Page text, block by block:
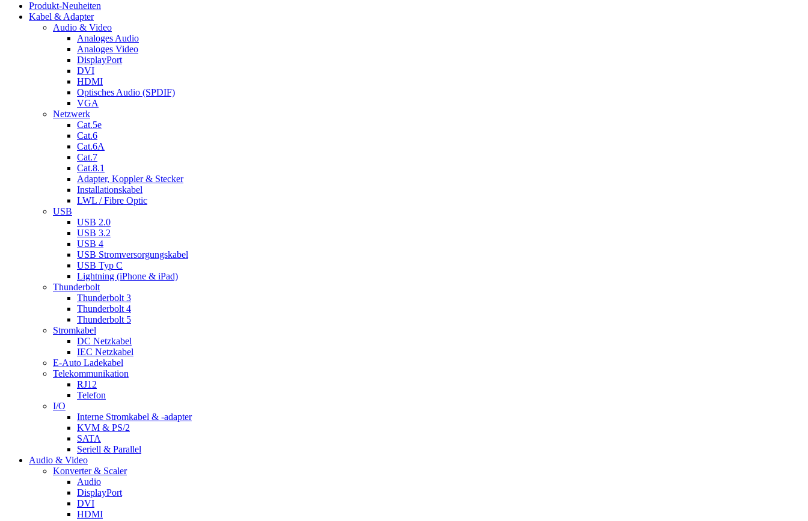
Produkt-Neuheiten
Kabel & Adapter
Audio & Video
Analoges Audio
Analoges Video
DisplayPort
DVI
HDMI
Optisches Audio (SPDIF)
VGA
Netzwerk
Cat.5e
Cat.6
Cat.6A
Cat.7
Cat.8.1
Adapter, Koppler & Stecker
Installationskabel
LWL / Fibre Optic
USB
USB 2.0
USB 3.2
USB 4
USB Stromversorgungskabel
USB Typ C
Lightning (iPhone & iPad)
Thunderbolt
Thunderbolt 3
Thunderbolt 4
Thunderbolt 5
Stromkabel
DC Netzkabel
IEC Netzkabel
E-Auto Ladekabel
Telekommunikation
RJ12
Telefon
I/O
Interne Stromkabel & -adapter
KVM & PS/2
SATA
Seriell & Parallel
Audio & Video
Konverter & Scaler
Audio
DisplayPort
DVI
HDMI